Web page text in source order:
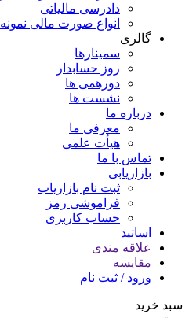
دادرسی مالیاتی
انواع صورت مالی نمونه
گالری
سمینارها
روز حسابدار
دورهمی ها
نشست ها
درباره ما
معرفی ما
هیأت علمی
تماس با ما
بازاریابی
ثبت نام بازاریاب
فراموشی رمز
حساب کاربری
اساتید
علاقه مندی
مقايسه
ورود / ثبت نام
سبد خرید